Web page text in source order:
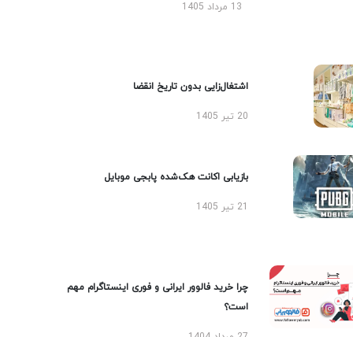
13 مرداد 1405
اشتغال‌زایی بدون تاریخ انقضا
20 تیر 1405
بازیابی اکانت هک‌شده پابجی موبایل
چرا خرید فالوور ایرانی و فوری اینستاگرام مهم
است؟